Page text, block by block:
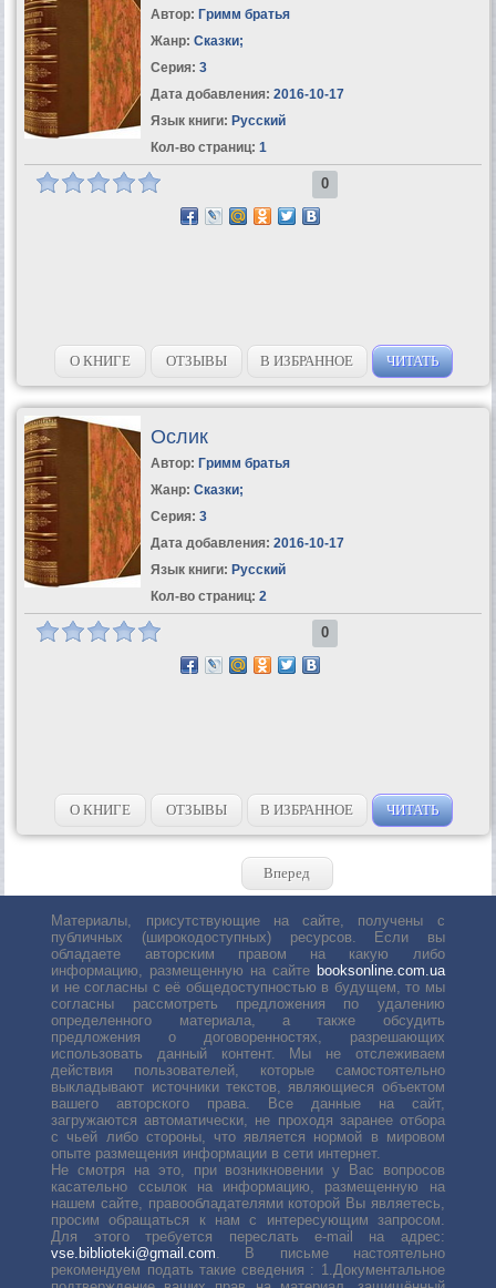
Автор: Гримм братья
Жанр: Сказки;
Серия: 3
Дата добавления: 2016-10-17
Язык книги: Русский
Кол-во страниц: 1
0
О КНИГЕ ОТЗЫВЫ В ИЗБРАННОЕ ЧИТАТЬ
Ослик
Автор: Гримм братья
Жанр: Сказки;
Серия: 3
Дата добавления: 2016-10-17
Язык книги: Русский
Кол-во страниц: 2
0
О КНИГЕ ОТЗЫВЫ В ИЗБРАННОЕ ЧИТАТЬ
Вперед
Материалы, присутствующие на сайте, получены с
публичных (широкодоступных) ресурсов. Если вы
обладаете авторским правом на какую либо
информацию, размещенную на сайте booksonline.com.ua
и не согласны с её общедоступностью в будущем, то мы
согласны рассмотреть предложения по удалению
определенного материала, а также обсудить
предложения о договоренностях, разрешающих
использовать данный контент. Мы не отслеживаем
действия пользователей, которые самостоятельно
выкладывают источники текстов, являющиеся объектом
вашего авторского права. Все данные на сайт,
загружаются автоматически, не проходя заранее отбора
с чьей либо стороны, что является нормой в мировом
опыте размещения информации в сети интернет.
Не смотря на это, при возникновении у Вас вопросов
касательно ссылок на информацию, размещенную на
нашем сайте, правообладателями которой Вы являетесь,
просим обращаться к нам с интересующим запросом.
Для этого требуется переслать е-mail на адрес:
vse.biblioteki@gmail.com . В письме настоятельно
рекомендуем подать такие сведения : 1.Документальное